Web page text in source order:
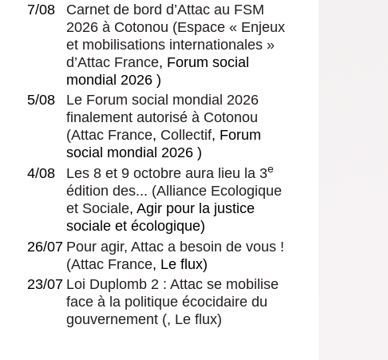
7/08
Carnet de bord d’Attac au FSM
2026 à Cotonou (Espace « Enjeux
et mobilisations internationales »
d’Attac France, Forum social
mondial 2026 )
5/08
Le Forum social mondial 2026
finalement autorisé à Cotonou
(Attac France, Collectif, Forum
social mondial 2026 )
4/08
Les 8 et 9 octobre aura lieu la 3e
édition des... (Alliance Ecologique
et Sociale, Agir pour la justice
sociale et écologique)
26/07 Pour agir, Attac a besoin de vous !
(Attac France, Le flux)
23/07 Loi Duplomb 2 : Attac se mobilise
face à la politique écocidaire du
gouvernement (, Le flux)